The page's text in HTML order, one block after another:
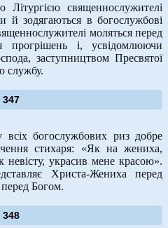
священнослужителі
й зодягаються в богослужбові
моляться перед
прогрішень і, усвідомлюючи
заступництвом Пресвятої
службу.
347
богослужбових риз добре
стихаря: «Як на жениха,
украсив мене красою».
Христа-Жениха перед
Богом.
348